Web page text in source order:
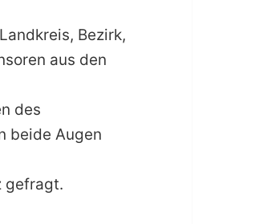
Bezirk,
aus den
des
beide Augen
gefragt.